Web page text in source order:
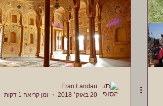
Eran Landau
20 באוק׳ 2018
זמן קריאה 1 דקות